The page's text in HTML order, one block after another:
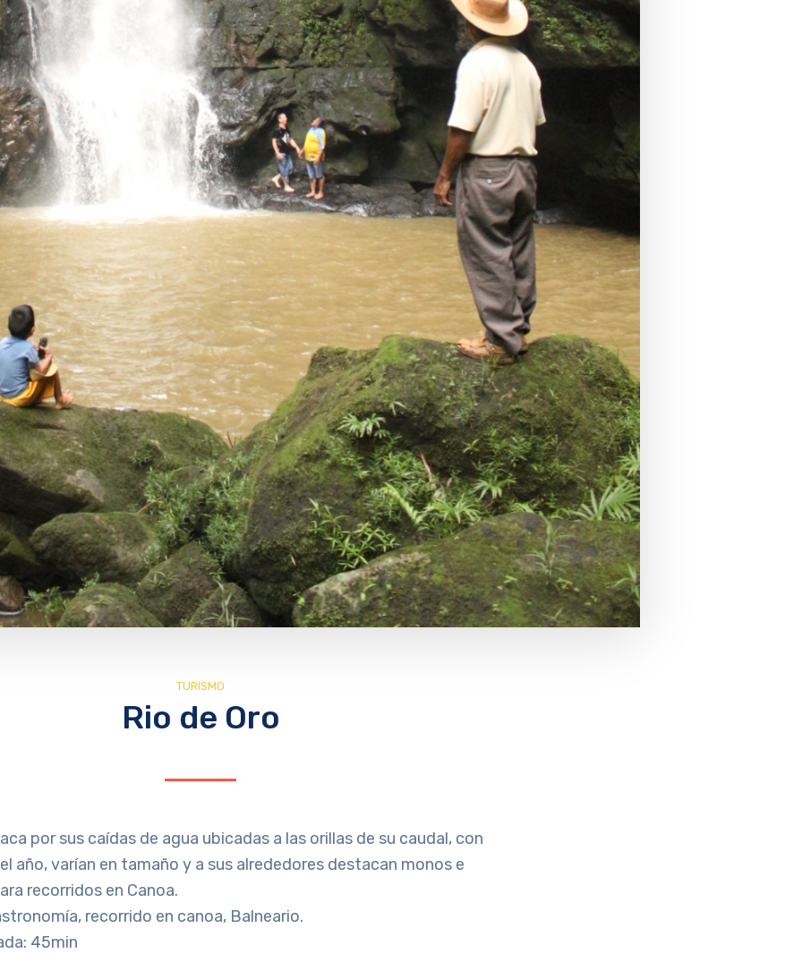
TURISMO
Rio de Oro
por sus caídas de agua ubicadas a las orillas de su caudal, con
año, varían en tamaño y a sus alrededores destacan monos e
recorridos en Canoa.
recorrido en canoa, Balneario.
45min